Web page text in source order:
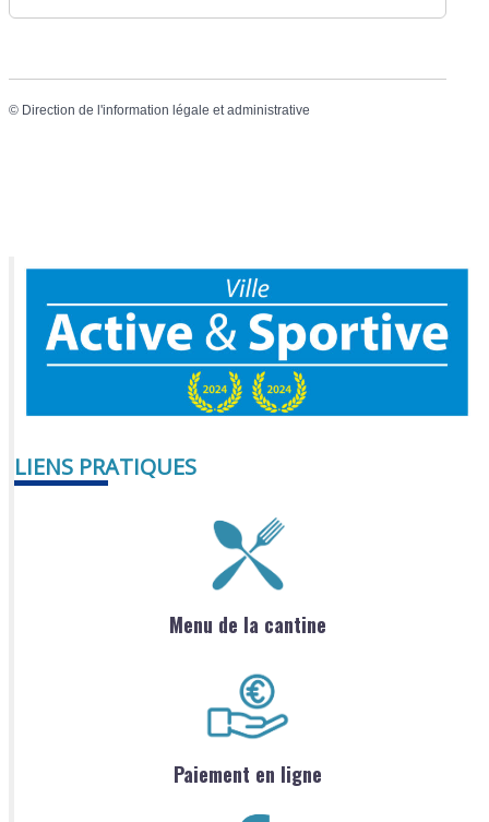
© Direction de l'information légale et administrative
LIENS PRATIQUES
Menu de la cantine
Paiement en ligne